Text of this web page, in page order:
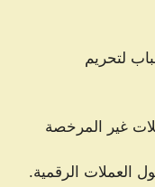
لتحريم
غير المرخصة
العملات الرقمية.